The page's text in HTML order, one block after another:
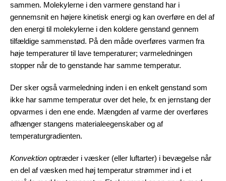
sammen. Molekylerne i den varmere genstand har i
gennemsnit en højere kinetisk energi og kan overføre en del af
den energi til molekylerne i den koldere genstand gennem
tilfældige sammenstød. På den måde overføres varmen fra
høje temperaturer til lave temperaturer; varmeledningen
stopper når de to genstande har samme temperatur.
Der sker også varmeledning inden i en enkelt genstand som
ikke har samme temperatur over det hele, fx en jernstang der
opvarmes i den ene ende. Mængden af varme der overføres
afhænger stangens materialeegenskaber og af
temperaturgradienten.
Konvektion optræder i væsker (eller luftarter) i bevægelse når
en del af væsken med høj temperatur strømmer ind i et